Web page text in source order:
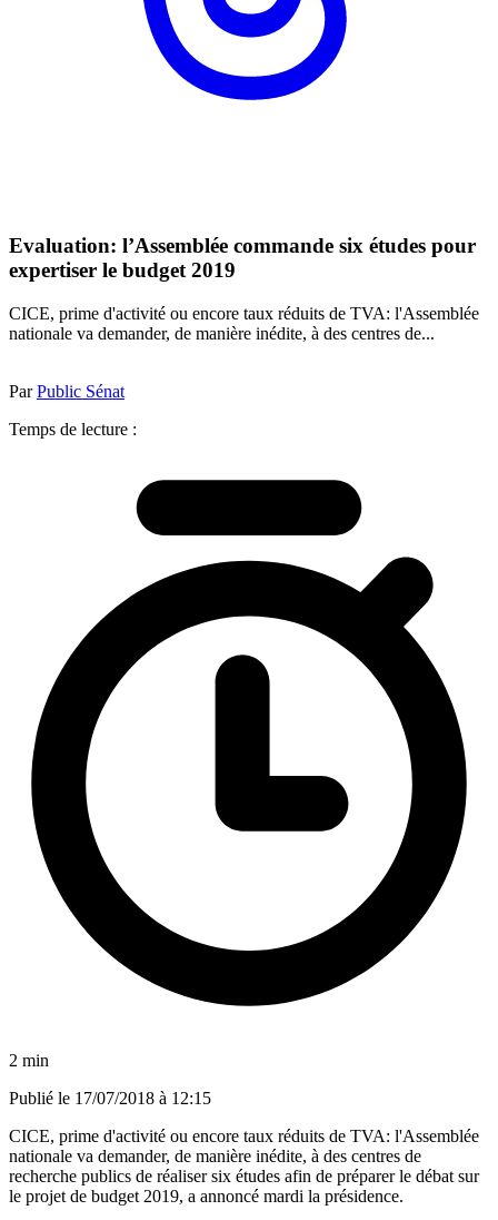
Evaluation: l’Assemblée commande six études pour
expertiser le budget 2019
CICE, prime d'activité ou encore taux réduits de TVA: l'Assemblée
nationale va demander, de manière inédite, à des centres de...
ParPublic Sénat
Temps de lecture :
2 min
Publié le 17/07/2018 à 12:15
CICE, prime d'activité ou encore taux réduits de TVA: l'Assemblée
nationale va demander, de manière inédite, à des centres de
recherche publics de réaliser six études afin de préparer le débat sur
le projet de budget 2019, a annoncé mardi la présidence.